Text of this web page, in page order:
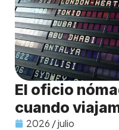
El oficio
cuando
2026 / julio